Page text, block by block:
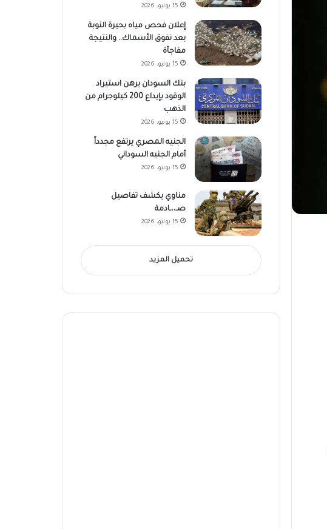
15 يونيو، 2026
إعلان فحص مياه بحيرة النوبة
بعد نفوق الأسماك.. والنتيجة
مفاجأة
15 يونيو، 2026
بنك السودان يرهن استيراد
الوقود بإيداع 200 كيلوجرام من
الذهب
15 يونيو، 2026
الجنيه المصري يرتفع مجدداً
أمام الجنيه السوداني
15 يونيو، 2026
مناوي يكشف تفاصيل
صـ،،ـادمة
15 يونيو، 2026
تحميل المزيد